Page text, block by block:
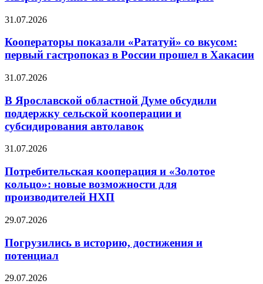
31.07.2026
Кооператоры показали «Рататуй» со вкусом:
первый гастропоказ в России прошел в Хакасии
31.07.2026
В Ярославской областной Думе обсудили
поддержку сельской кооперации и
субсидирования автолавок
31.07.2026
Потребительская кооперация и «Золотое
кольцо»: новые возможности для
производителей НХП
29.07.2026
Погрузились в историю, достижения и
потенциал
29.07.2026